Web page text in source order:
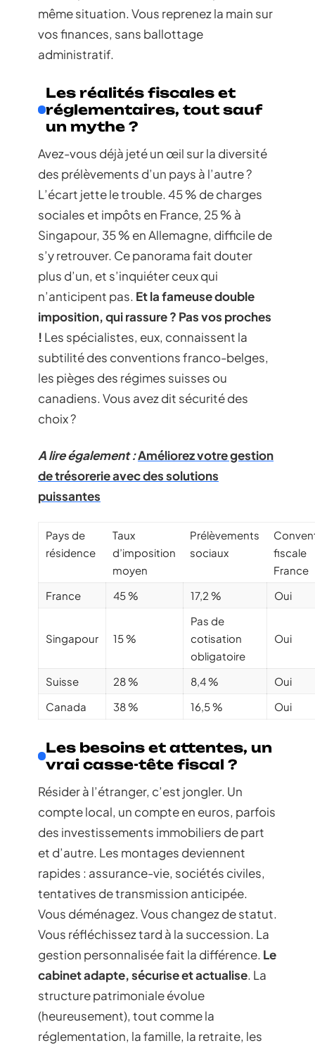
même situation. Vous reprenez la main sur
vos finances, sans ballottage
administratif.
Les réalités fiscales et
réglementaires, tout sauf
un mythe ?
Avez-vous déjà jeté un œil sur la diversité
des prélèvements d’un pays à l’autre ?
L’écart jette le trouble. 45 % de charges
sociales et impôts en France, 25 % à
Singapour, 35 % en Allemagne, difficile de
s’y retrouver. Ce panorama fait douter
plus d’un, et s’inquiéter ceux qui
n’anticipent pas. Et la fameuse double
imposition, qui rassure ? Pas vos proches
! Les spécialistes, eux, connaissent la
subtilité des conventions franco-belges,
les pièges des régimes suisses ou
canadiens. Vous avez dit sécurité des
choix ?
A lire également :Améliorez votre gestion
de trésorerie avec des solutions
puissantes
Pays de
résidence
Taux
d’imposition
moyen
Prélèvements
sociaux
fiscale
France
France
45 % 17,2 % Oui
Singapour 15 %
Pas de
cotisation
obligatoire
Oui
Suisse 28 % 8,4 %
Oui
Canada
38 % 16,5 % Oui
Les besoins et attentes, un
vrai casse-tête fiscal ?
Résider à l’étranger, c’est jongler. Un
compte local, un compte en euros, parfois
des investissements immobiliers de part
et d’autre. Les montages deviennent
rapides : assurance-vie, sociétés civiles,
tentatives de transmission anticipée.
Vous déménagez. Vous changez de statut.
Vous réfléchissez tard à la succession. La
gestion personnalisée fait la différence. Le
cabinet adapte, sécurise et actualise. La
structure patrimoniale évolue
(heureusement), tout comme la
réglementation, la famille, la retraite, les